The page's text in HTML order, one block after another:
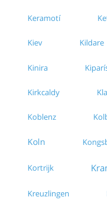
Keramotí
Kiev Kildare
Kinira
Kirkcaldy
Koblenz
Koln
Kortrijk
Kreuzlingen